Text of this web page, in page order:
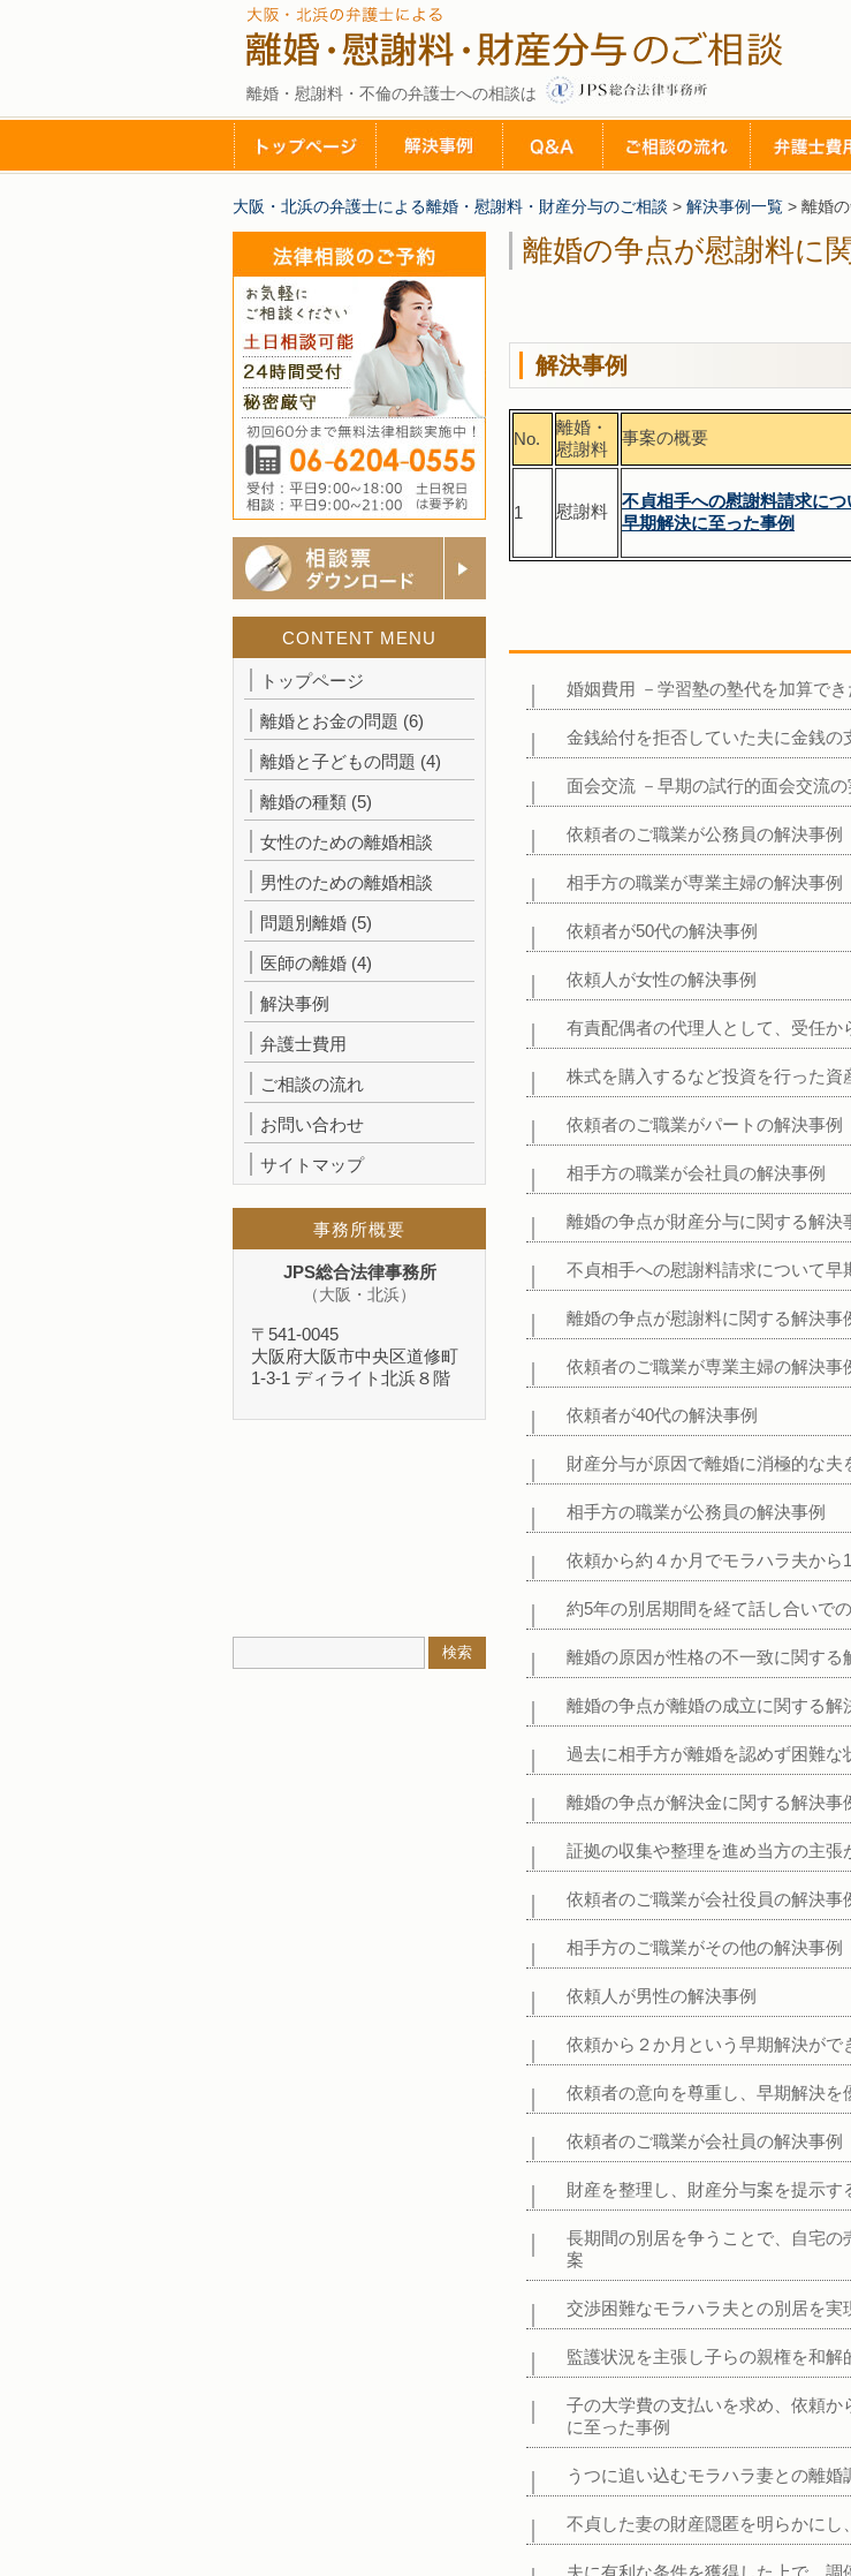
離婚・慰謝料・不倫の弁護士への相談は
大阪・北浜の弁護士による離婚・慰謝料・財産分与のご相談 > 解決事例一覧 > 離婚
離婚の争点が慰謝料に
解決事例
No.
離婚・
慰謝料
事案の概要
1 慰謝料
不貞相手への慰謝料請求につ
早期解決に至った事例
婚姻費用 －学習塾の塾代を加算でき
金銭給付を拒否していた夫に金銭
面会交流 －早期の試行的面会交流
依頼者のご職業が公務員の解決事例
相手方の職業が専業主婦の解決事例
依頼者が50代の解決事例
依頼人が女性の解決事例
有責配偶者の代理人として、受任
株式を購入するなど投資を行った
依頼者のご職業がパートの解決事例
相手方の職業が会社員の解決事例
離婚の争点が財産分与に関する解決
不貞相手への慰謝料請求について早
離婚の争点が慰謝料に関する解決事
依頼者のご職業が専業主婦の解決事
依頼者が40代の解決事例
財産分与が原因で離婚に消極的な
相手方の職業が公務員の解決事例
依頼から約４か月でモラハラ夫か
約5年の別居期間を経て話し合いで
離婚の原因が性格の不一致に関する
離婚の争点が離婚の成立に関する解
過去に相手方が離婚を認めず困難
離婚の争点が解決金に関する解決事
証拠の収集や整理を進め当方の主張
依頼者のご職業が会社役員の解決事
相手方のご職業がその他の解決事例
依頼人が男性の解決事例
依頼から２か月という早期解決がで
依頼者の意向を尊重し、早期解決を
依頼者のご職業が会社員の解決事例
財産を整理し、財産分与案を提示
長期間の別居を争うことで、自宅
案
交渉困難なモラハラ夫との別居を
監護状況を主張し子らの親権を和解
子の大学費の支払いを求め、依頼
に至った事例
うつに追い込むモラハラ妻との離
不貞した妻の財産隠匿を明らかに
夫に有利な条件を獲得した上で、
CONTENT MENU
トップページ
離婚とお金の問題 (6)
離婚と子どもの問題 (4)
離婚の種類 (5)
女性のための離婚相談
男性のための離婚相談
問題別離婚 (5)
医師の離婚 (4)
解決事例
弁護士費用
ご相談の流れ
お問い合わせ
サイトマップ
事務所概要
JPS総合法律事務所
（大阪・北浜）
〒541-0045
大阪府大阪市中央区道修町
1-3-1 ディライト北浜８階